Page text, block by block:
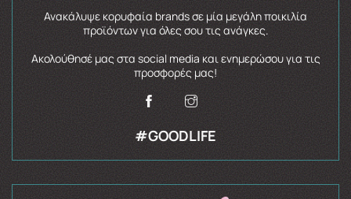
Ανακάλυψε κορυφαία brands σε μία μεγάλη ποικιλία
προϊόντων για όλες σου τις ανάγκες.
Ακολούθησέ μας στα social media και ενημερώσου για τις
προσφορές μας!
#GOODLIFE